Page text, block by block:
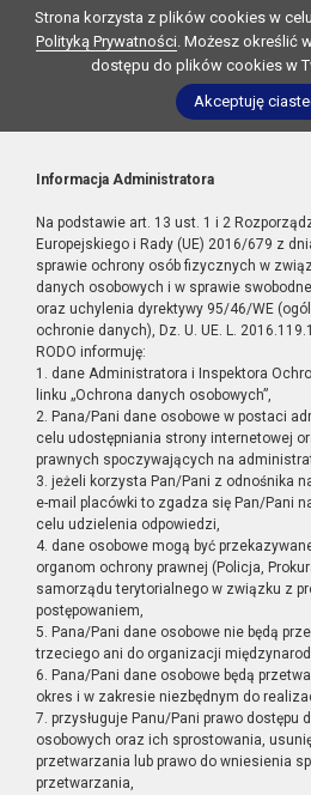
Strona korzysta z plików cookies w
Polityką Prywatności. Możesz określić
dostępu do plików cookies w
Akceptuję
Informacja Administratora
Na podstawie art. 13 ust. 1 i 2
Europejskiego i Rady (UE) 2016/679 z
sprawie ochrony osób fizycznych w
danych osobowych i w sprawie
oraz uchylenia dyrektywy 95/46/WE
ochronie danych), Dz. U. UE. L.
RODO informuję:
1. dane Administratora i Inspektora
linku „Ochrona danych osobowych”,
2. Pana/Pani dane osobowe w postaci
celu udostępniania strony internetowej
prawnych spoczywających na
3. jeżeli korzysta Pan/Pani z odnośnika
e-mail placówki to zgadza się Pan/Pani
celu udzielenia odpowiedzi,
4. dane osobowe mogą być
organom ochrony prawnej (Policja,
samorządu terytorialnego w związku z
postępowaniem,
5. Pana/Pani dane osobowe nie będą
trzeciego ani do organizacji
6. Pana/Pani dane osobowe będą
okres i w zakresie niezbędnym do
7. przysługuje Panu/Pani prawo dostępu
osobowych oraz ich sprostowania,
przetwarzania lub prawo do wniesienia
przetwarzania,